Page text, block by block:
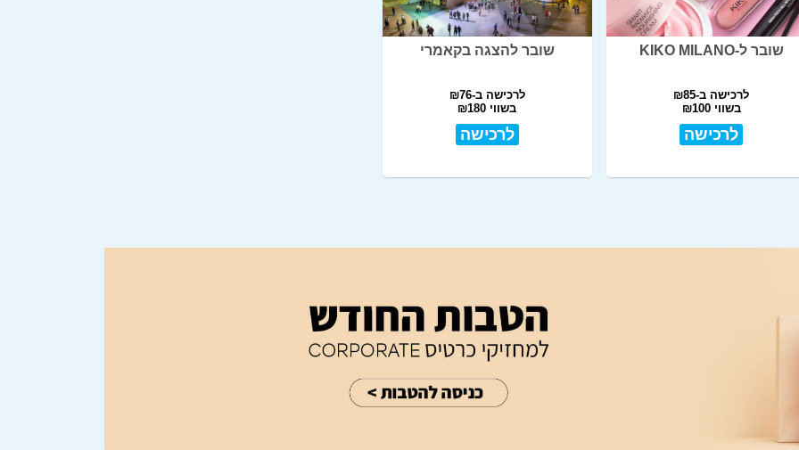
שובר ל-KIKO MILANO
לרכישה ב-₪85
בשווי ₪100
לרכישה
שובר להצגה בקאמרי
לרכישה ב-₪76
בשווי ₪180
לרכישה